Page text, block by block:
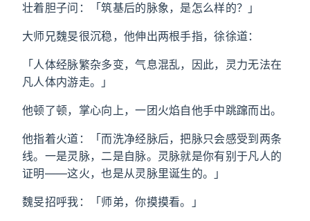
壮着胆子问：「筑基后的脉象，是怎么样的？」
大师兄魏旻很沉稳，他伸出两根手指，徐徐道：
「人体经脉繁杂多变，气息混乱，因此，灵力无法在
凡人体内游走。」
他顿了顿，掌心向上，一团火焰自他手中跳蹿而出。
他指着火道：「而洗净经脉后，把脉只会感受到两条
线。一是灵脉，二是自脉。灵脉就是你有别于凡人的
证明——这火，也是从灵脉里诞生的。」
魏旻招呼我：「师弟，你摸摸看。」